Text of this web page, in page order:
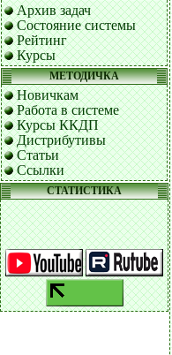
Архив задач
Состояние системы
Рейтинг
Курсы
МЕТОДИЧКА
Новичкам
Работа в системе
Курсы ККДП
Дистрибутивы
Статьи
Ссылки
СТАТИСТИКА